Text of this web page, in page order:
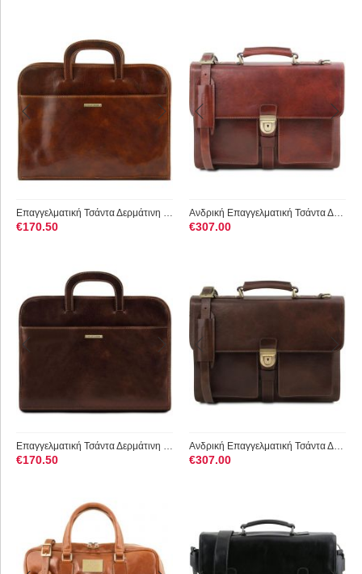
€170.50 €307.00
Επαγγελματική Τσάντα Δερμάτινη Sorrento Tuscany Leather TL141...
€170.50
Ανδρική Επαγγελματική Τσάντα Δερμάτινη Assisi 15 ίντσες Tusca...
€307.00